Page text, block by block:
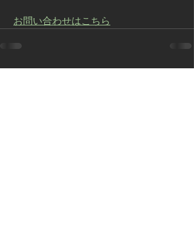
お問い合わせはこちら